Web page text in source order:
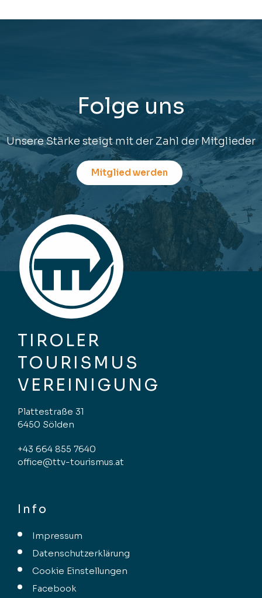
Folge uns
Unsere Stärke steigt mit der Zahl der Mitglieder
Mitglied werden
TIROLER
TOURISMUS
VEREINIGUNG
Plattestraße 31
6450 Sölden
+43 664 855 7640
office@ttv-tourismus.at
Info
Impressum
Datenschutzerklärung
Cookie Einstellungen
Facebook